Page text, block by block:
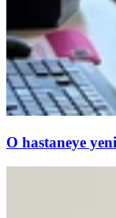
O hastaneye